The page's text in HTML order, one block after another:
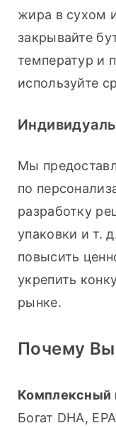
жира в сухом
закрывайте
температур и
используйте
Мы
по
разработку
упаковки и т.
повысить
укрепить
рынке.
Почему
Комплексный
Богат DHA,